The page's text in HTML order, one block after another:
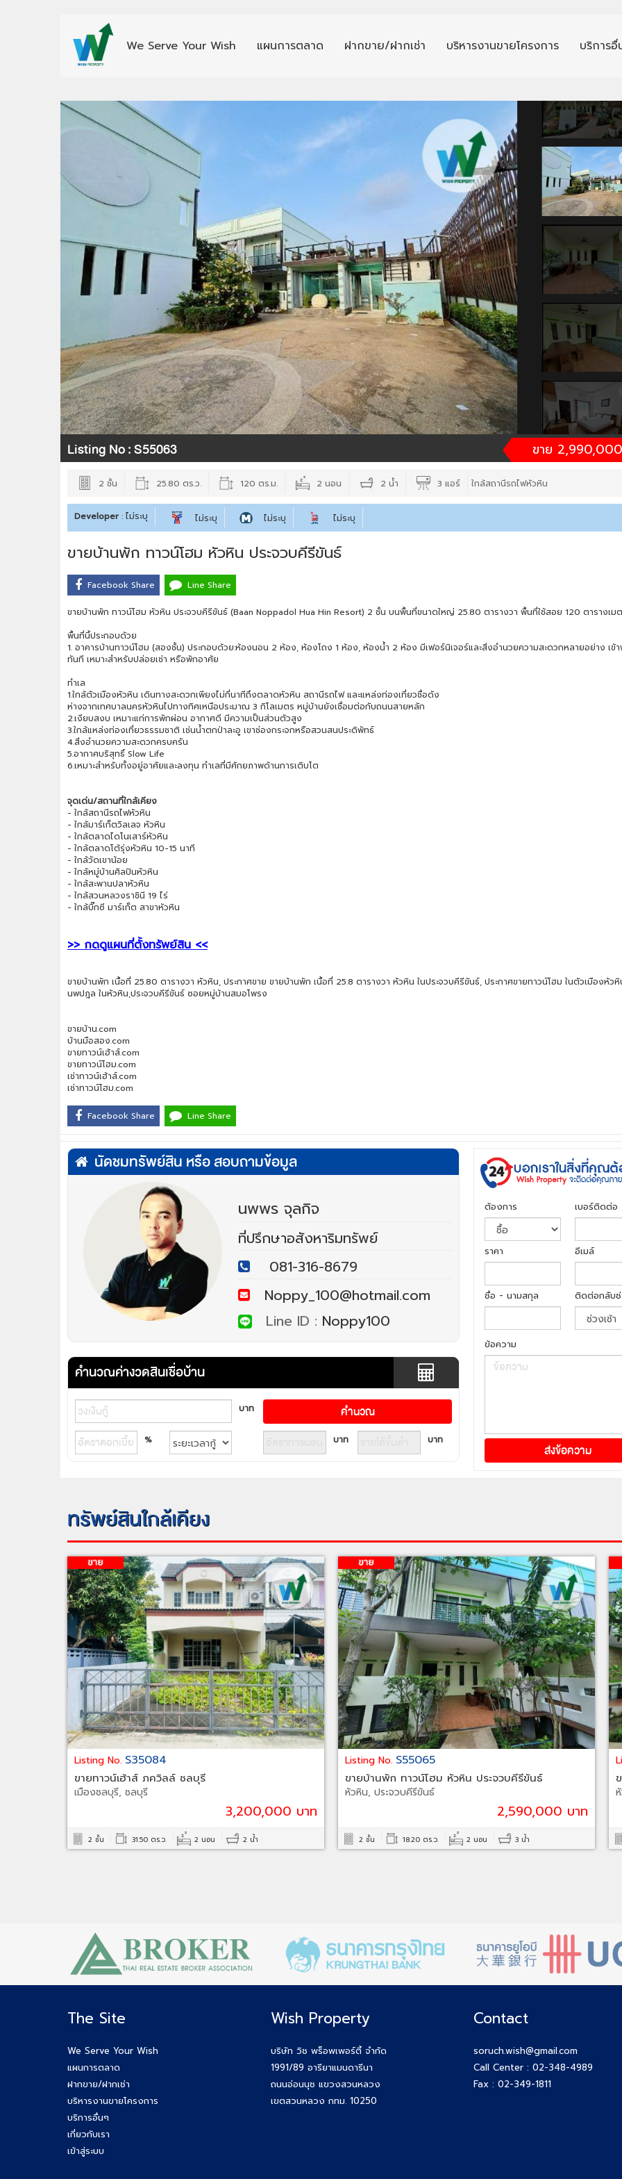
We Serve Your Wish แผนการตลาด ฝากขาย/ฝากเช่า บริหารงานขายโครงการ บริการอื่
Listing No :S55063 ขาย
2 ชั้น 25.80 ตร.ว. 120 ตร.ม. 2 นอน 2 น้ำ 3 แอร์ ใกล้สถานีรถไฟหัวหิน
Developer : ไม่ระบุ ไม่ระบุ ไม่ระบุ ไม่ระบุ
ขายบ้านพัก ทาวน์โฮม หัวหิน ประจวบคีรีขันธ์
Facebook Share Line Share
ขายบ้านพัก ทาวน์โฮม หัวหิน ประจวบคีรีขันธ์ (Baan Noppadol Hua Hin Resort) 2 ชั้น บนพื้นที่ขนาดใหญ่ 25.80 ตารางวา พื้นที่ใช้สอย 120 ตารางเม
พื้นที่นี้ประกอบด้วย
1. อาคารบ้านทาวน์โฮม (สองชั้น) ประกอบด้วย:ห้องนอน 2 ห้อง, ห้องโถง 1 ห้อง, ห้องน้ำ 2 ห้อง มีเฟอร์นิเจอร์และสิ่งอำนวยความสะดวกหลายอย่าง เข้
ทันที เหมาะสำหรับปล่อยเช่า หรือพักอาศัย
ทำเล
1.ใกล้ตัวเมืองหัวหิน เดินทางสะดวกเพียงไม่กี่นาทีถึงตลาดหัวหิน สถานีรถไฟ และแหล่งท่องเที่ยวชื่อดัง
ห่างจากเทศบาลนครหัวหินไปทางทิศเหนือประมาณ 3 กิโลเมตร หมู่บ้านยังเชื่อมต่อกับถนนสายหลัก
2.เงียบสงบ เหมาะแก่การพักผ่อน อากาศดี มีความเป็นส่วนตัวสูง
3.ใกล้แหล่งท่องเที่ยวธรรมชาติ เช่นน้ำตกป่าละอู เขาช่องกระจกหรือสวนสนประดิพัทธ์
4.สิ่งอำนวยความสะดวกครบครัน
5.อากาศบริสุทธิ์ Slow Life
6.เหมาะสำหรับทั้งอยู่อาศัยและลงทุน ทำเลที่มีศักยภาพด้านการเติบโต
จุดเด่น/สถานที่ใกล้เคียง
- ใกล้สถานีรถไฟหัวหิน
- ใกล้มาร์เก็ตวิลเลจ หัวหิน
- ใกล้ตลาดไดโนเสาร์หัวหิน
- ใกล้ตลาดโต้รุ่งหัวหิน 10-15 นาที
- ใกล้วัดเขาน้อย
- ใกล้หมู่บ้านศิลปินหัวหิน
- ใกล้สะพานปลาหัวหิน
- ใกล้สวนหลวงราชินี 19 ไร่
- ใกล้บิ๊กซี มาร์เก็ต สาขาหัวหิน
>> กดดูแผนที่ตั้งทรัพย์สิน <<
ขายบ้านพัก เนื้อที่ 25.80 ตารางวา หัวหิน, ประกาศขาย ขายบ้านพัก เนื้อที่ 25.8 ตารางวา หัวหิน ในประจวบคีรีขันธ์, ประกาศขายทาวน์โฮม ในตัวเมืองหัว
นพปฎล ในหัวหิน,ประจวบคีรีขันธ์ ซอยหมู่บ้านสมอโพรง
ขายบ้าน.com
บ้านมือสอง.com
ขายทาวน์เฮ้าส์.com
ขายทาวน์โฮม.com
เช่าทาวน์เฮ้าส์.com
เช่าทาวน์โฮม.com
Facebook Share Line Share
นัดชมทรัพย์สิน หรือ สอบถามข้อมูล
นพพร จุลกิจ
ที่ปรึกษาอสังหาริมทรัพย์
081-316-8679
Noppy_100@hotmail.com
Line ID : Noppy100
คำนวณค่างวดสินเชื่อบ้าน
บาท
% บาท บาท
ต้องการ
ราคา
ชื่อ - นามสกุล
เบอร์ติดต่อ
อีเมล์
ติดต่อกลับ
ข้อความ
ทรัพย์สินใกล้เคียง
Listing No. S35084
ขายทาวน์เฮ้าส์ ภควิลล์ ชลบุรี
เมืองชลบุรี, ชลบุรี
3,200,000 บาท
2 ชั้น 31.50 ตร.ว. 2 นอน 2 น้ำ
Listing No. S55065
ขายบ้านพัก ทาวน์โฮม หัวหิน ประจวบคีรีขันธ์
หัวหิน, ประจวบคีรีขันธ์
2,590,000 บาท
2 ชั้น 18.20 ตร.ว. 2 นอน 3 น้ำ
The Site
We Serve Your Wish
แผนการตลาด
ฝากขาย/ฝากเช่า
บริหารงานขายโครงการ
บริการอื่นๆ
เกี่ยวกับเรา
เข้าสู่ระบบ
Wish Property
บริษัท วิช พร็อพเพอร์ตี้ จำกัด
1991/89 อารียาแมนดารีนา
ถนนอ่อนนุช แขวงสวนหลวง
เขตสวนหลวง กทม. 10250
Contact
soruch.wish@gmail.com
Call Center : 02-348-4989
Fax : 02-349-1811